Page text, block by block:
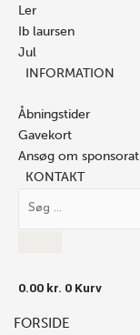
Ler
Ib laursen
Jul
INFORMATION
Åbningstider
Gavekort
Ansøg om sponsorat
KONTAKT
0.00 kr. 0 Kurv
FORSIDE